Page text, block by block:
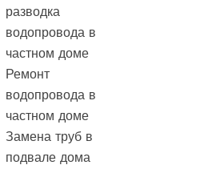
разводка
водопровода в
частном доме
Ремонт
водопровода в
частном доме
Замена труб в
подвале дома